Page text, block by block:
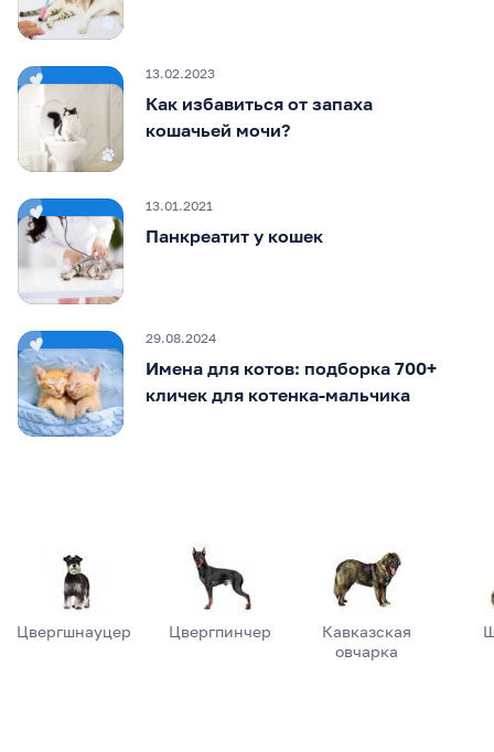
13.02.2023
Как избавиться от запаха
кошачьей мочи?
13.01.2021
Панкреатит у кошек
29.08.2024
Имена для котов: подборка 700+
кличек для котенка-мальчика
Цвергшнауцер Цвергпинчер
Кавказская
овчарка